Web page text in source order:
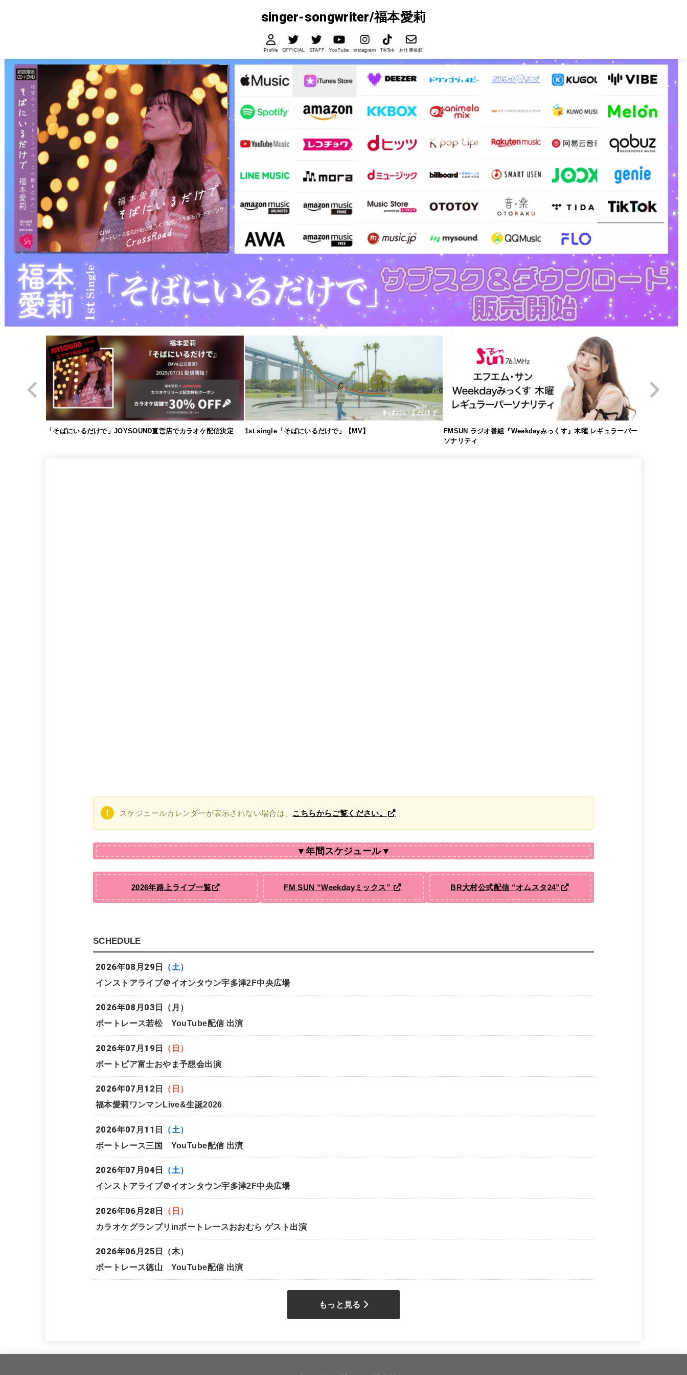
singer-songwriter/福本愛莉
Profile OFFICIAL STAFF YouTube instagram TikTok お仕事依頼
「そばにいるだけで」JOYSOUND直営店でカラオケ配信決定 1st single「そばにいるだけで」【MV】
FMSUN ラジオ番組『Weekdayみっくす』木曜 レギュラーパー
ソナリティ
スケジュールカレンダーが表示されない場合は、 こちらからご覧ください。
▼年間スケジュール▼
2026年路上ライブ一覧 FM SUN “Weekdayミックス” BR大村公式配信 “オムスタ24”
SCHEDULE
インストアライブ＠イオンタウン宇多津2F中央広場
2026年08月29日 （土）
ボートレース若松 YouTube配信 出演
2026年08月03日 （月）
ボートピア富士おやま予想会出演
2026年07月19日 （日）
福本愛莉ワンマンLive&生誕2026
2026年07月12日 （日）
ボートレース三国 YouTube配信 出演
2026年07月11日 （土）
インストアライブ＠イオンタウン宇多津2F中央広場
2026年07月04日 （土）
カラオケグランプリinボートレースおおむら ゲスト出演
2026年06月28日 （日）
ボートレース徳山 YouTube配信 出演
2026年06月25日 （木）
もっと見る